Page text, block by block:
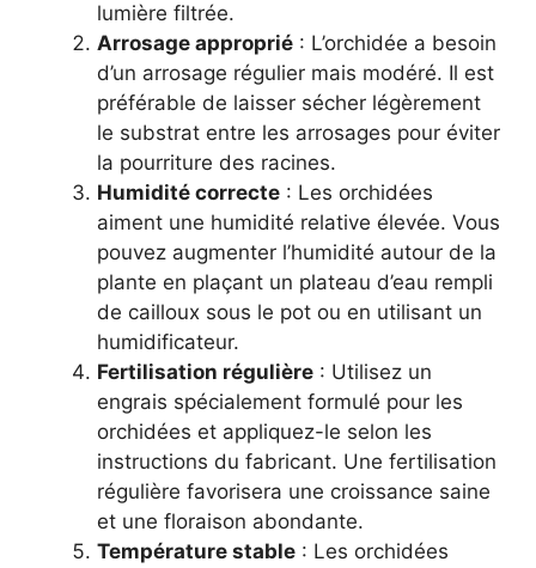
lumière filtrée.
Arrosage approprié : L’orchidée a besoin
d’un arrosage régulier mais modéré. Il est
préférable de laisser sécher légèrement
le substrat entre les arrosages pour éviter
la pourriture des racines.
Humidité correcte : Les orchidées
aiment une humidité relative élevée. Vous
pouvez augmenter l’humidité autour de la
plante en plaçant un plateau d’eau rempli
de cailloux sous le pot ou en utilisant un
humidificateur.
Fertilisation régulière : Utilisez un
engrais spécialement formulé pour les
orchidées et appliquez-le selon les
instructions du fabricant. Une fertilisation
régulière favorisera une croissance saine
et une floraison abondante.
Température stable : Les orchidées